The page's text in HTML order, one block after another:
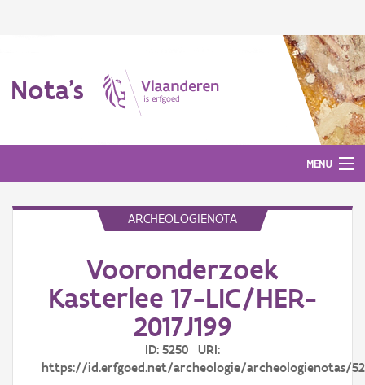
Nota's
MENU
ARCHEOLOGIENOTA
Vooronderzoek
Kasterlee 17-LIC/HER-
2017J199
ID: 5250 URI:
https://id.erfgoed.net/archeologie/archeologienotas/